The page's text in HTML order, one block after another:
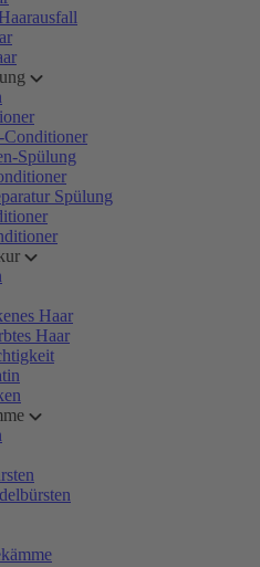
Conditioner
Spülung
Spülung
Haar
Haar